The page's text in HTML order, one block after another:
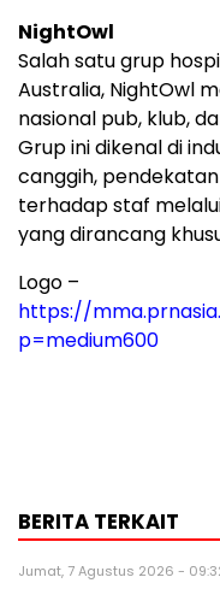
NightOwl
Salah satu grup
Australia, NightOwl
nasional pub, klub,
Grup ini dikenal di
canggih,
terhadap staf
yang dirancang
Logo –
https://
p=medium600
BERITA TERKAIT
Jumat, 7 Agustus 2026 -